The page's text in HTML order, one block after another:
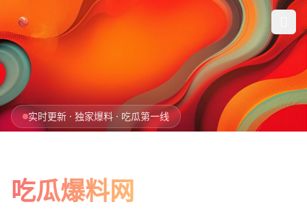
首页
今日爆料
实时更新 · 独家爆料 · 吃瓜第一线
吃瓜爆料网